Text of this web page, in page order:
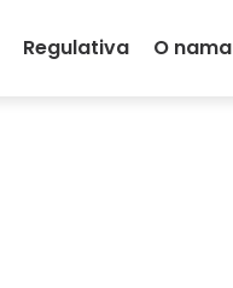
Regulativa O nama